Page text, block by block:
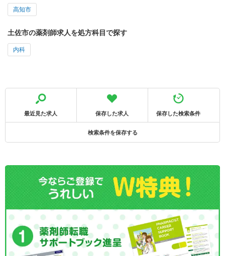
高知市
土佐市の薬剤師求人を処方科目で探す
内科
最近見た求人 保存した求人 保存した検索条件
検索条件を保存する